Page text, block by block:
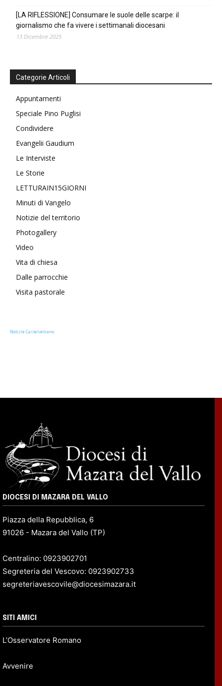
[LA RIFLESSIONE] Consumare le suole delle scarpe: il
giornalismo che fa vivere i settimanali diocesani
13 Dicembre 2025
Categorie Articoli
Appuntamenti
Speciale Pino Puglisi
Condividere
Evangelii Gaudium
Le Interviste
Le Storie
LETTURAIN15GIORNI
Minuti di Vangelo
Notizie del territorio
Photogallery
Video
Vita di chiesa
Dalle parrocchie
Visita pastorale
Notizie Castelvetrano
DIOCESI DI MAZARA DEL VALLO
Piazza della Repubblica, 6
91026 - Mazara del Vallo (TP)
Centralino: 0923902701
Segreteria del Vescovo: 0923902733
segreteriavescovile@diocesimazara.it
SITI AMICI
L’Osservatore Romano
Avvenire